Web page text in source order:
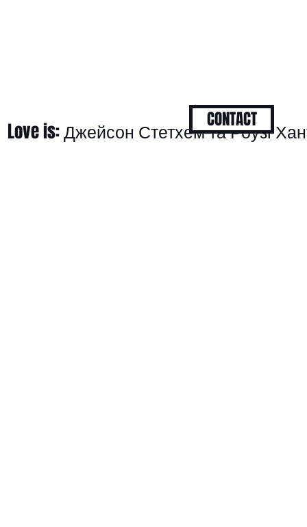
Love is: Джейсон Стетхем та Роузі
CONTACT